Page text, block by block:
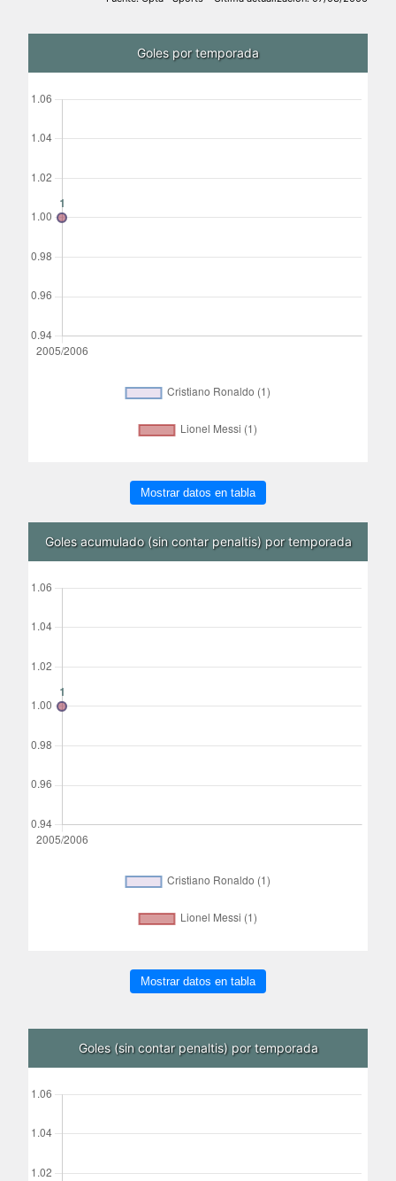
Goles por temporada
Mostrar datos en tabla
Goles acumulado (sin contar penaltis) por temporada
Mostrar datos en tabla
Goles (sin contar penaltis) por temporada